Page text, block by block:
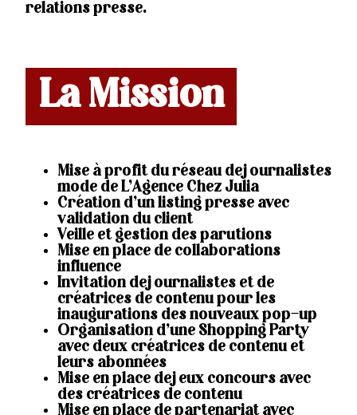
relations presse.
La Mission
Mise à profit du réseau de journalistes
mode de L’Agence Chez Julia
Création d’un listing presse avec
validation du client
Veille et gestion des parutions
Mise en place de collaborations
influence
Invitation de journalistes et de
créatrices de contenu pour les
inaugurations des nouveaux pop-up
Organisation d’une Shopping Party
avec deux créatrices de contenu et
leurs abonnées
Mise en place de jeux concours avec
des créatrices de contenu
Mise en place de partenariat avec